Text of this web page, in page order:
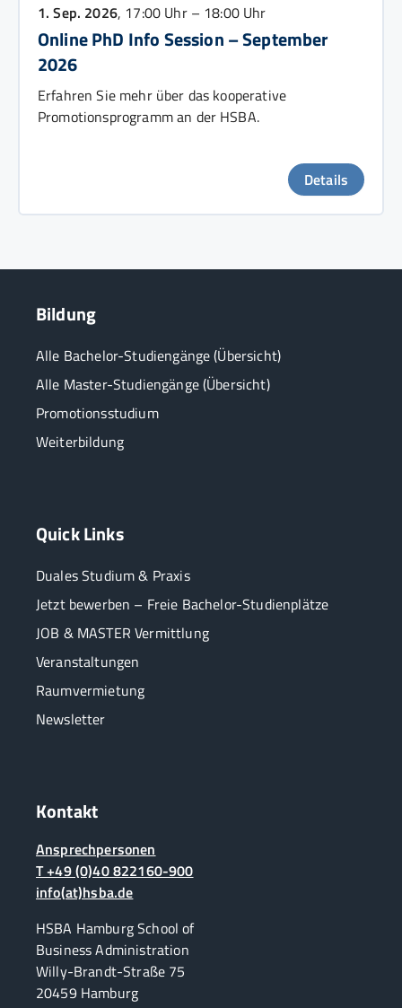
1. Sep. 2026, 17:00 Uhr – 18:00 Uhr
Online PhD Info Session – September
2026
Erfahren Sie mehr über das kooperative
Promotionsprogramm an der HSBA.
Details
Bildung
Alle Bachelor-Studiengänge (Übersicht)
Alle Master-Studiengänge (Übersicht)
Promotionsstudium
Weiterbildung
Quick Links
Duales Studium & Praxis
Jetzt bewerben – Freie Bachelor-Studienplätze
JOB & MASTER Vermittlung
Veranstaltungen
Raumvermietung
Newsletter
Kontakt
Ansprechpersonen
T +49 (0)40 822160-900
info(at)hsba.de
HSBA Hamburg School of
Business Administration
Willy-Brandt-Straße 75
20459 Hamburg